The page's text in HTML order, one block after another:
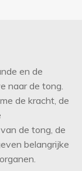
en de
naar de tong.
de kracht, de
de tong, de
belangrijke